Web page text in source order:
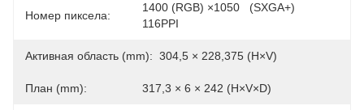
Номер пиксела:
1400 (RGB) ×1050   (SXGA+)
116PPI
Активная область (mm): 304,5 × 228,375 (H×V)
План (mm): 317,3 × 6 × 242 (H×V×D)